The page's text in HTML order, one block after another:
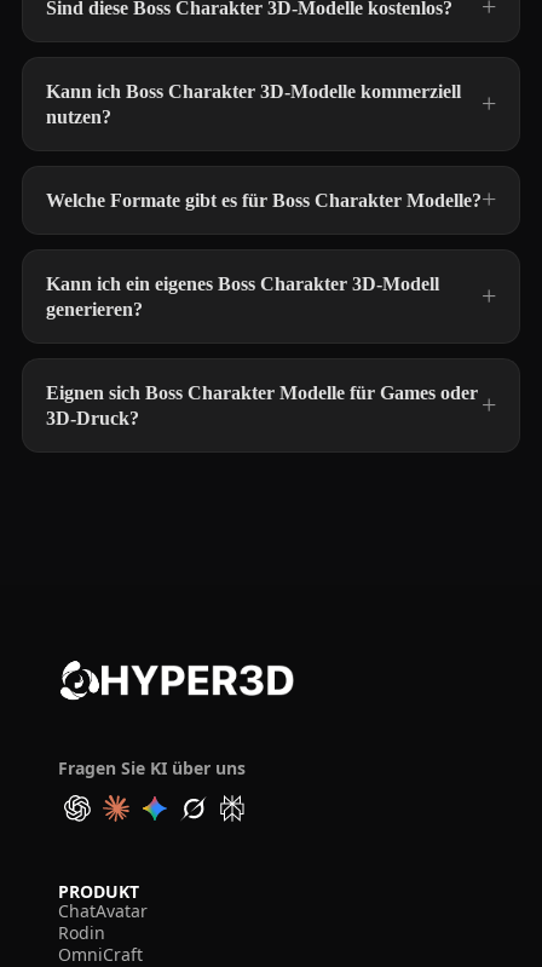
Sind diese Boss Charakter 3D-Modelle kostenlos?
Kann ich Boss Charakter 3D-Modelle kommerziell
nutzen?
Welche Formate gibt es für Boss Charakter Modelle?
Kann ich ein eigenes Boss Charakter 3D-Modell
generieren?
Eignen sich Boss Charakter Modelle für Games oder
3D-Druck?
Fragen Sie KI über uns
PRODUKT
ChatAvatar
Rodin
OmniCraft